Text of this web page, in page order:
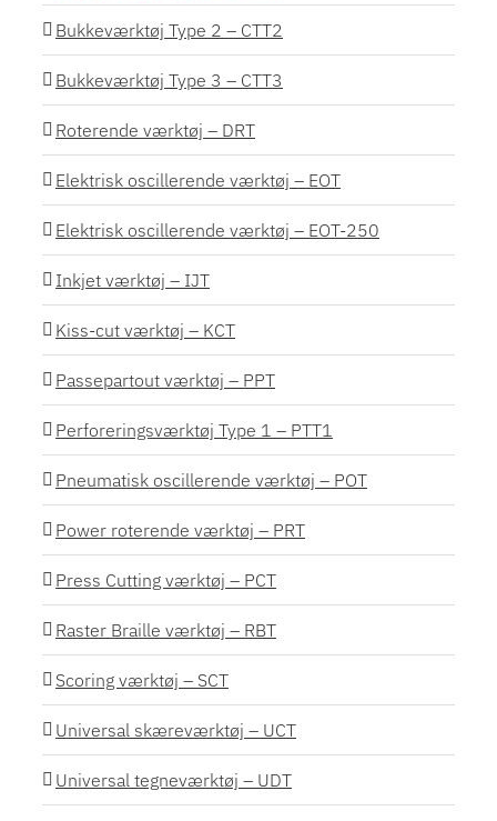
Bukkeværktøj Type 2 – CTT2
Bukkeværktøj Type 3 – CTT3
Roterende værktøj – DRT
Elektrisk oscillerende værktøj – EOT
Elektrisk oscillerende værktøj – EOT-250
Inkjet værktøj – IJT
Kiss-cut værktøj – KCT
Passepartout værktøj – PPT
Perforeringsværktøj Type 1 – PTT1
Pneumatisk oscillerende værktøj – POT
Power roterende værktøj – PRT
Press Cutting værktøj – PCT
Raster Braille værktøj – RBT
Scoring værktøj – SCT
Universal skæreværktøj – UCT
Universal tegneværktøj – UDT